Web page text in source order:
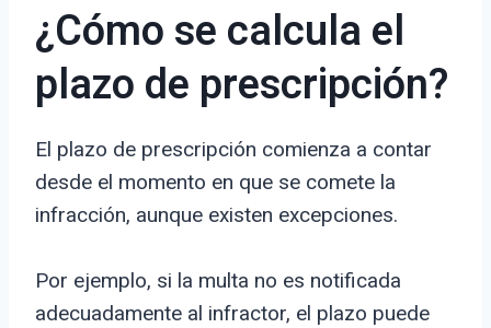
¿Cómo se calcula el
plazo de prescripción?
El plazo de prescripción comienza a contar
desde el momento en que se comete la
infracción, aunque existen excepciones.
Por ejemplo, si la multa no es notificada
adecuadamente al infractor, el plazo puede